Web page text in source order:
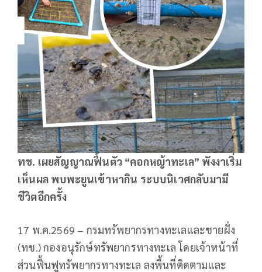
ทช. เผยสัญญาณฟื้นตัว “คอกหญ้าทะเล” พังงาเริ่ม
เห็นผล พบพะยูนเข้าหากิน ระบบนิเวศกลับมามี
ชีวิตอีกครั้ง
17 พ.ค.2569 – กรมทรัพยากรทางทะเลและชายฝั่ง
(ทช.) กองอนุรักษ์ทรัพยากรทางทะเล โดยเจ้าหน้าที่
ส่วนฟื้นฟูทรัพยากรทางทะเล ลงพื้นที่ติดตามและ